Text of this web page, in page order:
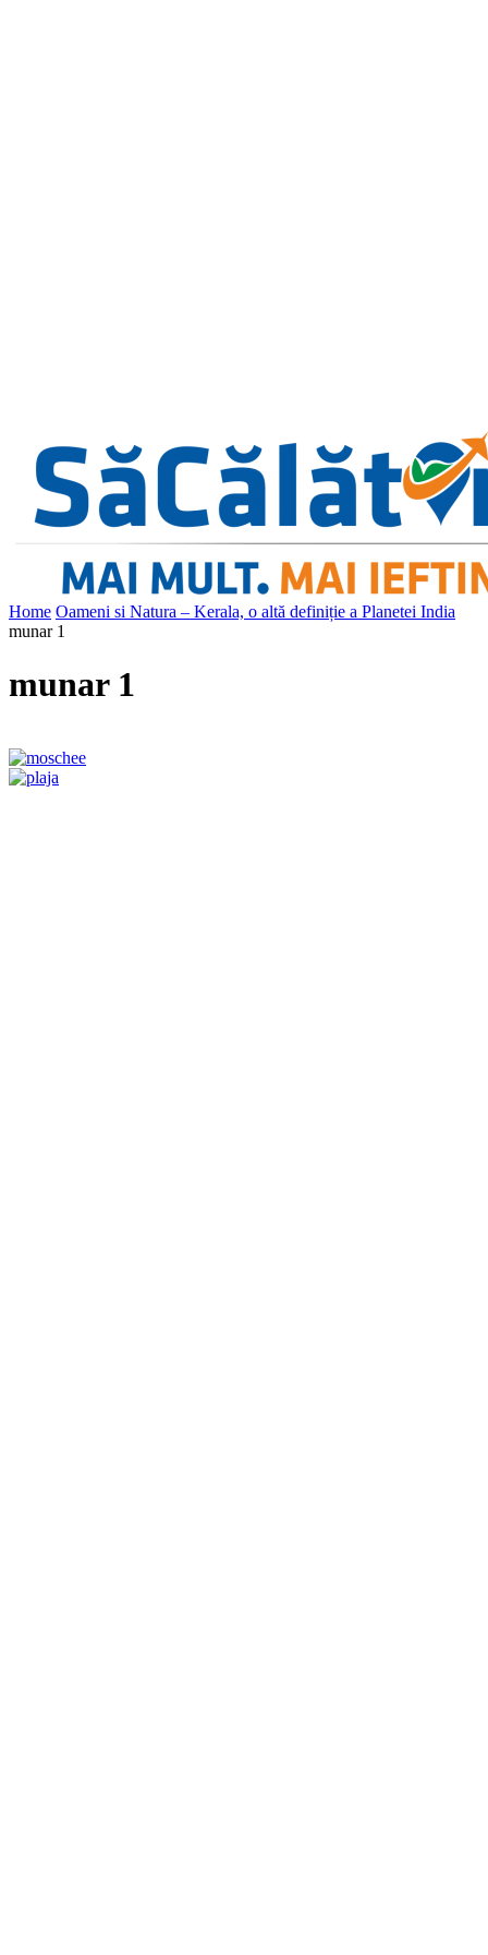
Home Oameni si Natura – Kerala, o altă definiție a Planetei India
munar 1
munar 1